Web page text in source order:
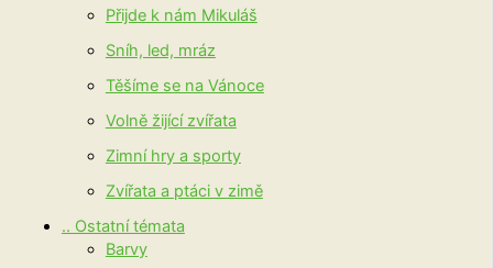
Přijde k nám Mikuláš
Sníh, led, mráz
Těšíme se na Vánoce
Volně žijící zvířata
Zimní hry a sporty
Zvířata a ptáci v zimě
.. Ostatní témata
Barvy